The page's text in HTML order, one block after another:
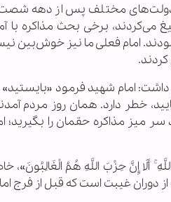
دولت‌های مختلف پس از دهه
می‌کردند، برخی بحث مذاکره با
امام فعلی ما نیز خوش‌بین
داشت: امام شهید فرمود
خطر دارد. همان روز مردم
مذاکره حقمان را بگیرید؛ اما
أَلَا إِنَّ حِزْبَ اللَّهِ هُمُ الْغَالِبُونَ»،
از دوران غیبت است که قبل از